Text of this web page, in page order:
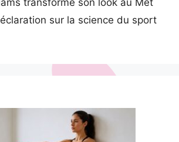
sur la science du sport